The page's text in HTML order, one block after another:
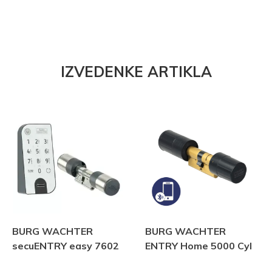
IZVEDENKE ARTIKLA
BURG WACHTER
secuENTRY easy 7602
BURG WACHTER
ENTRY Home 5000 Cyl